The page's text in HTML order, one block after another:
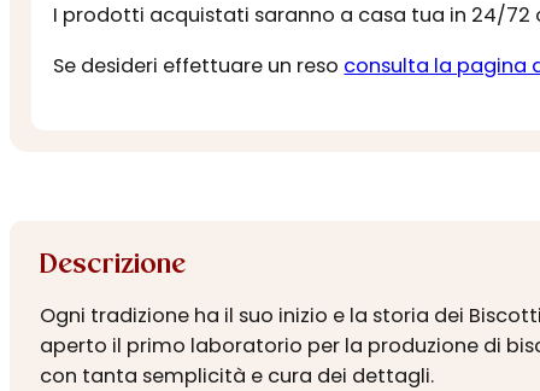
I prodotti acquistati saranno a casa tua in 24/72
Se desideri effettuare un reso consulta la pagina
Descrizione
Ogni tradizione ha il suo inizio e la storia dei
aperto il primo laboratorio per la produzione di
con tanta semplicità e cura dei dettagli.